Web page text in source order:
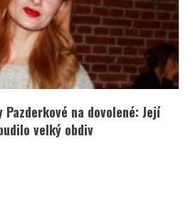
na dovolené: Její
velký obdiv